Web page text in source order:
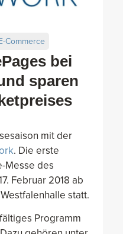
bei
sparen
Commerce
mit der
. Die erste
Messe des
Februar 2018 ab
statt.
Programm